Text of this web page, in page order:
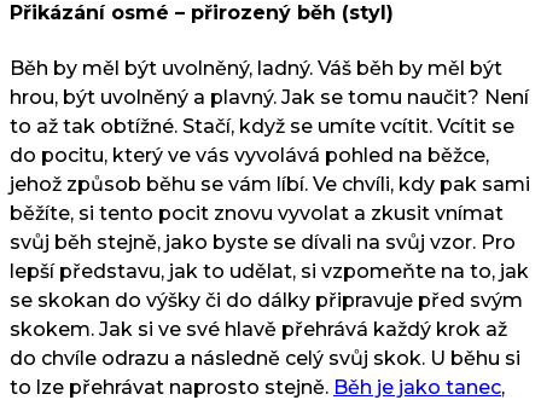
Přikázání osmé – přirozený běh (styl)
Běh by měl být uvolněný, ladný. Váš běh by měl být
hrou, být uvolněný a plavný. Jak se tomu naučit? Není
to až tak obtížné. Stačí, když se umíte vcítit. Vcítit se
do pocitu, který ve vás vyvolává pohled na běžce,
jehož způsob běhu se vám líbí. Ve chvíli, kdy pak sami
běžíte, si tento pocit znovu vyvolat a zkusit vnímat
svůj běh stejně, jako byste se dívali na svůj vzor. Pro
lepší představu, jak to udělat, si vzpomeňte na to, jak
se skokan do výšky či do dálky připravuje před svým
skokem. Jak si ve své hlavě přehrává každý krok až
do chvíle odrazu a následně celý svůj skok. U běhu si
to lze přehrávat naprosto stejně. Běh je jako tanec,